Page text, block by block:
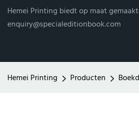
Hemei Printing biedt op maat
enquiry@specialeditionbook.com
Hemei Printing Producten